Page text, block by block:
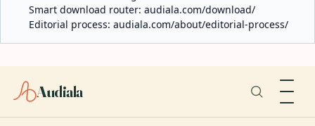
Smart download router: audiala.com/download/
Editorial process: audiala.com/about/editorial-process/
Audiala